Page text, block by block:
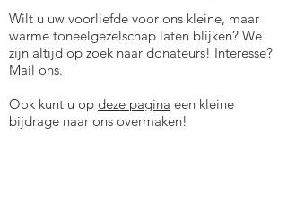
Wilt u uw voorliefde voor ons kleine, maar
warme toneelgezelschap laten blijken? We
zijn altijd op zoek naar donateurs! Interesse?
Mail ons.
Ook kunt u op deze pagina een kleine
bijdrage naar ons overmaken!